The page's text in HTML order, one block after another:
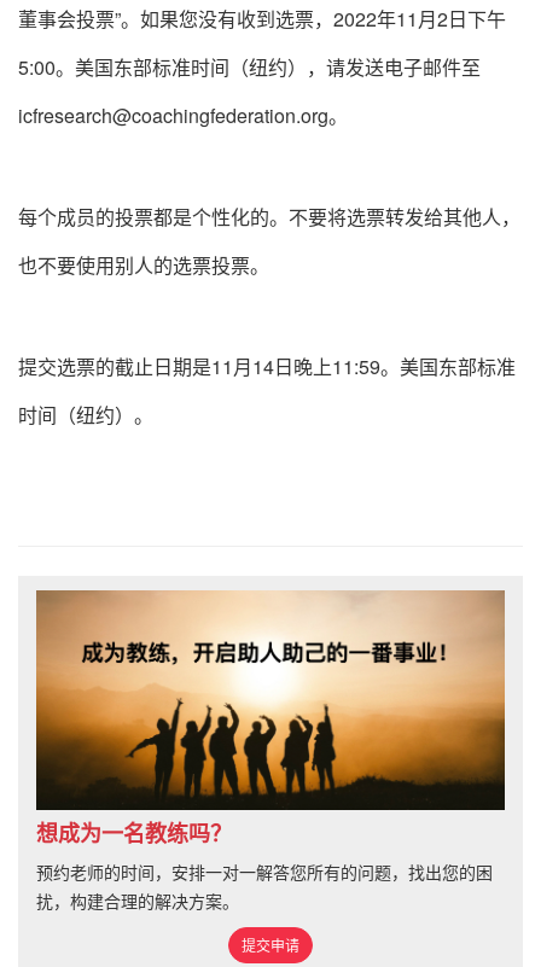
董事会投票”。如果您没有收到选票，2022年11月2日下午
5:00。美国东部标准时间（纽约），请发送电子邮件至
icfresearch@coachingfederation.org。
每个成员的投票都是个性化的。不要将选票转发给其他人，
也不要使用别人的选票投票。
提交选票的截止日期是11月14日晚上11:59。美国东部标准
时间（纽约）。
想成为一名教练吗？
预约老师的时间，安排一对一解答您所有的问题，找出您的困
扰，构建合理的解决方案。
提交申请